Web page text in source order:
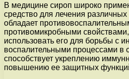
В медицине сироп широко
средство для лечения
обладает
противомикробными свойствами,
использовать его для борьбы с
воспалительными процессами в
способствует укреплению
повышению ее защитных